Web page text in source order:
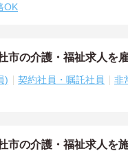
OK
市の介護・福祉求人を
) 契約社員・嘱託社員
非
市の介護・福祉求人を